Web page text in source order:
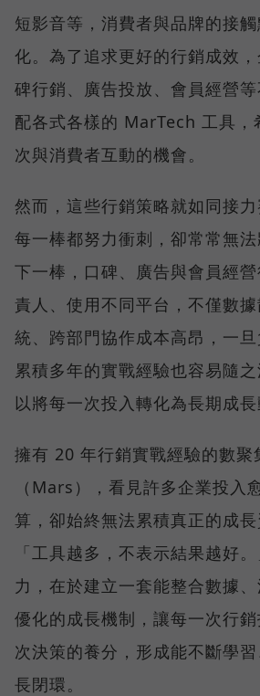
短影音等，消費者與品牌的接
化。為了追求更好的行銷成效
碑行銷、廣告投放、會員經營
配各式各樣的 MarTech 工具，
次與消費者互動的機會。
然而，這些行銷策略就如同接
每一棒都努力衝刺，卻常常無
下一棒，口碑、廣告與會員經
責人、使用不同平台，不僅數
統、跨部門協作成本高昂，一旦
累積多年的實戰經驗也容易隨
以將每一次投入轉化為長期成長
擁有 20 年行銷實戰經驗的數聚
（Mars），看見許多企業投入
算，卻始終無法累積真正的成長
「工具越多，不表示結果越好
力，在於建立一套能整合數據
優化的成長機制，讓每一次行
次決策的養分，形成能不斷學
長閉環。